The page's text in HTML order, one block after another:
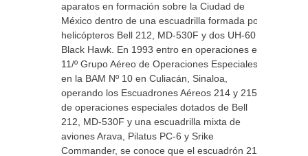
aparatos en formación sobre la Ciudad de
México dentro de una escuadrilla formada por
helicópteros Bell 212, MD-530F y dos UH-60
Black Hawk. En 1993 entro en operaciones el
11/º Grupo Aéreo de Operaciones Especiales
en la BAM Nº 10 en Culiacán, Sinaloa,
operando los Escuadrones Aéreos 214 y 215
de operaciones especiales dotados de Bell
212, MD-530F y una escuadrilla mixta de
aviones Arava, Pilatus PC-6 y Srike
Commander, se conoce que el escuadrón 215